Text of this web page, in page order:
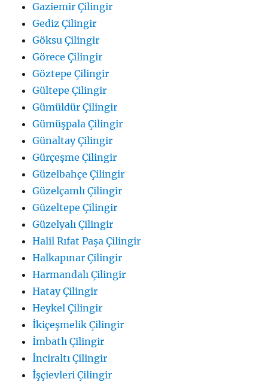
Gaziemir Çilingir
Gediz Çilingir
Göksu Çilingir
Görece Çilingir
Göztepe Çilingir
Gültepe Çilingir
Gümüldür Çilingir
Gümüşpala Çilingir
Günaltay Çilingir
Gürçeşme Çilingir
Güzelbahçe Çilingir
Güzelçamlı Çilingir
Güzeltepe Çilingir
Güzelyalı Çilingir
Halil Rıfat Paşa Çilingir
Halkapınar Çilingir
Harmandalı Çilingir
Hatay Çilingir
Heykel Çilingir
İkiçeşmelik Çilingir
İmbatlı Çilingir
İnciraltı Çilingir
İşçievleri Çilingir